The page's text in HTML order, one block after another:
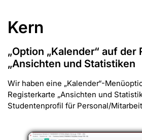
Kern
„Option „Kalender“ auf der
„Ansichten und Statistiken
Wir haben eine „Kalender“-
Registerkarte „Ansichten und
Studentenprofil für Personal/